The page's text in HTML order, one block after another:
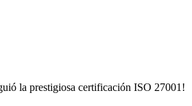
la prestigiosa certificación ISO 27001!